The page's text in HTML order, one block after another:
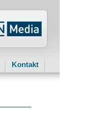
Kontakt